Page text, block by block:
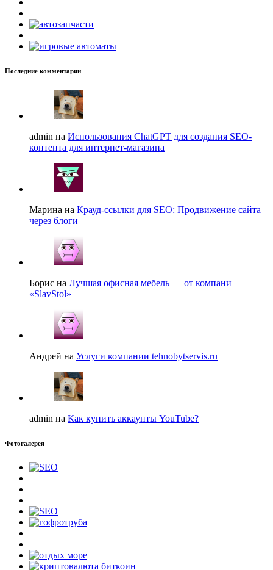
Последние комментарии
admin на Использования ChatGPT для создания SEO-
контента для интернет-магазина
Марина на Крауд-ссылки для SEO: Продвижение сайта
через блоги
Борис на Лучшая офисная мебель — от компани
«SlavStol»
Андрей на Услуги компании tehnobytservis.ru
admin на Как купить аккаунты YouTube?
Фотогалерея